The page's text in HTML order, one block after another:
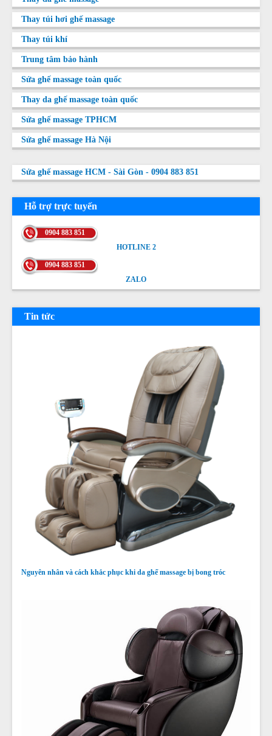
Thay túi hơi ghế massage
Thay túi khí
Trung tâm bảo hành
Sửa ghế massage toàn quốc
Thay da ghế massage toàn quốc
Sửa ghế massage TPHCM
Sửa ghế massage Hà Nội
Sửa ghế massage HCM - Sài Gòn - 0904 883 851
Hỗ trợ trực tuyến
0904 883 851
HOTLINE 2
0904 883 851
ZALO
Tin tức
Nguyên nhân và cách khắc phục khi da ghế massage bị bong tróc